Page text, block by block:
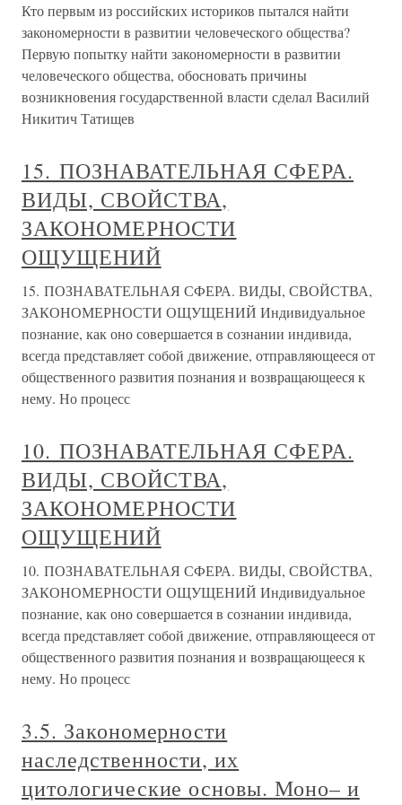
Кто первым из российских историков пытался найти
закономерности в развитии человеческого общества?
Первую попытку найти закономерности в развитии
человеческого общества, обосновать причины
возникновения государственной власти сделал Василий
Никитич Татищев
15. ПОЗНАВАТЕЛЬНАЯ СФЕРА.
ВИДЫ, СВОЙСТВА,
ЗАКОНОМЕРНОСТИ
ОЩУЩЕНИЙ
15. ПОЗНАВАТЕЛЬНАЯ СФЕРА. ВИДЫ, СВОЙСТВА,
ЗАКОНОМЕРНОСТИ ОЩУЩЕНИЙ Индивидуальное
познание, как оно совершается в сознании индивида,
всегда представляет собой движение, отправляющееся от
общественного развития познания и возвращающееся к
нему. Но процесс
10. ПОЗНАВАТЕЛЬНАЯ СФЕРА.
ВИДЫ, СВОЙСТВА,
ЗАКОНОМЕРНОСТИ
ОЩУЩЕНИЙ
10. ПОЗНАВАТЕЛЬНАЯ СФЕРА. ВИДЫ, СВОЙСТВА,
ЗАКОНОМЕРНОСТИ ОЩУЩЕНИЙ Индивидуальное
познание, как оно совершается в сознании индивида,
всегда представляет собой движение, отправляющееся от
общественного развития познания и возвращающееся к
нему. Но процесс
3.5. Закономерности
наследственности, их
цитологические основы. Моно– и